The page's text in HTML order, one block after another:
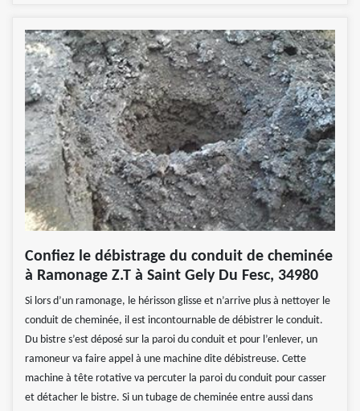
Confiez le débistrage du conduit de cheminée
à Ramonage Z.T à Saint Gely Du Fesc, 34980
Si lors d’un ramonage, le hérisson glisse et n’arrive plus à nettoyer le
conduit de cheminée, il est incontournable de débistrer le conduit.
Du bistre s’est déposé sur la paroi du conduit et pour l’enlever, un
ramoneur va faire appel à une machine dite débistreuse. Cette
machine à tête rotative va percuter la paroi du conduit pour casser
et détacher le bistre. Si un tubage de cheminée entre aussi dans